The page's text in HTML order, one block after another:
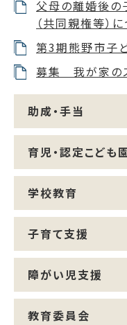
父母の離婚後の
（共同親権等）
第3期熊野市子
募集 我が家の
助成・手当
育児・認定こども
学校教育
子育て支援
障がい児支援
教育委員会